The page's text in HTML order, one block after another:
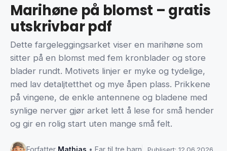
Marihøne på blomst – gratis
utskrivbar pdf
Dette fargeleggingsarket viser en marihøne som
sitter på en blomst med fem kronblader og store
blader rundt. Motivets linjer er myke og tydelige,
med lav detaljtetthet og mye åpen plass. Prikkene
på vingene, de enkle antennene og bladene med
synlige nerver gjør arket lett å lese for små hender
og gir en rolig start uten mange små felt.